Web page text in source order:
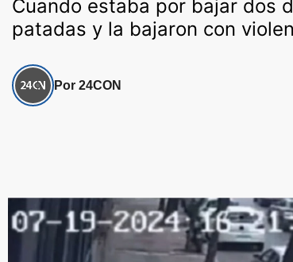
Cuando estaba por bajar dos
patadas y la bajaron con
Por 24CON